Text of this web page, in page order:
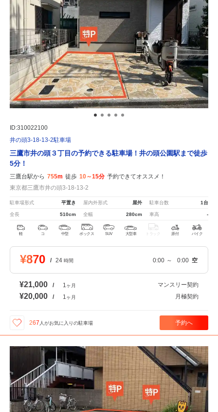
ID:310022100
井の頭3-18-13-2駐車場
三鷹市井の頭３丁目の予約できる駐車場！井の頭公園駅まで徒歩
5分！
三鷹台駅から 755m 徒歩 10～15分 予約できてオススメ！
東京都三鷹市井の頭3-18-13-2
駐車場形式 平置き 屋内外形式 屋外 駐車台数 1台
全長 510cm 全幅 280cm 車高 -
軽 コ 中型 ボックス SUV 大型車 トラック 原付 バイク
¥870 / 24 時間 0:00 ～ 0:00 空
¥21,000 / 1ヶ月 マンスリー契約
¥20,000 / 1ヶ月 月極契約
267 人がお気に入りの駐車場 予約へ